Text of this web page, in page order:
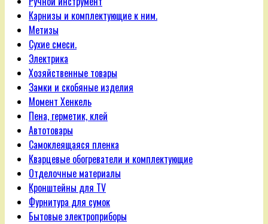
Карнизы и комплектующие к ним.
Метизы
Сухие смеси.
Электрика
Хозяйственные товары
Замки и скобяные изделия
Момент Хенкель
Пена, герметик, клей
Автотовары
Самоклеящаяся пленка
Кварцевые обогреватели и комплектующие
Отделочные материалы
Кронштейны для TV
Фурнитура для сумок
Бытовые электроприборы